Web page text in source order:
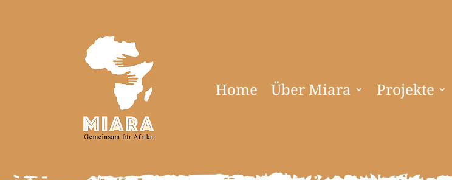
Home Über Miara Projekte